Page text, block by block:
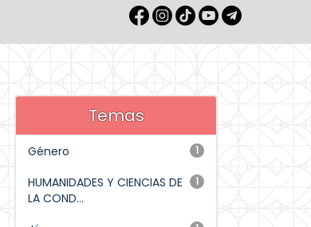
Temas
1
Género
1
HUMANIDADES Y CIENCIAS DE
LA COND...